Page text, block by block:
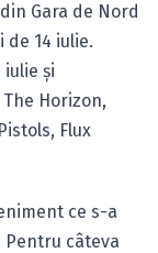
Gara de Nord
14 iulie.
iulie şi
Horizon,
Flux
ce s-a
Pentru câteva